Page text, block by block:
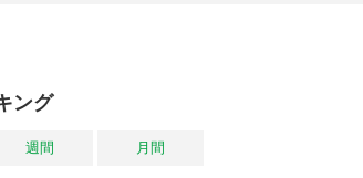
ング
週間 月間